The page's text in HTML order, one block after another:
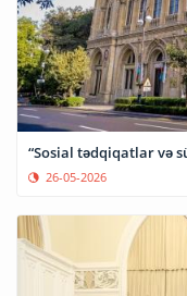
“Sosial tədqiqatlar və
26-05-2026